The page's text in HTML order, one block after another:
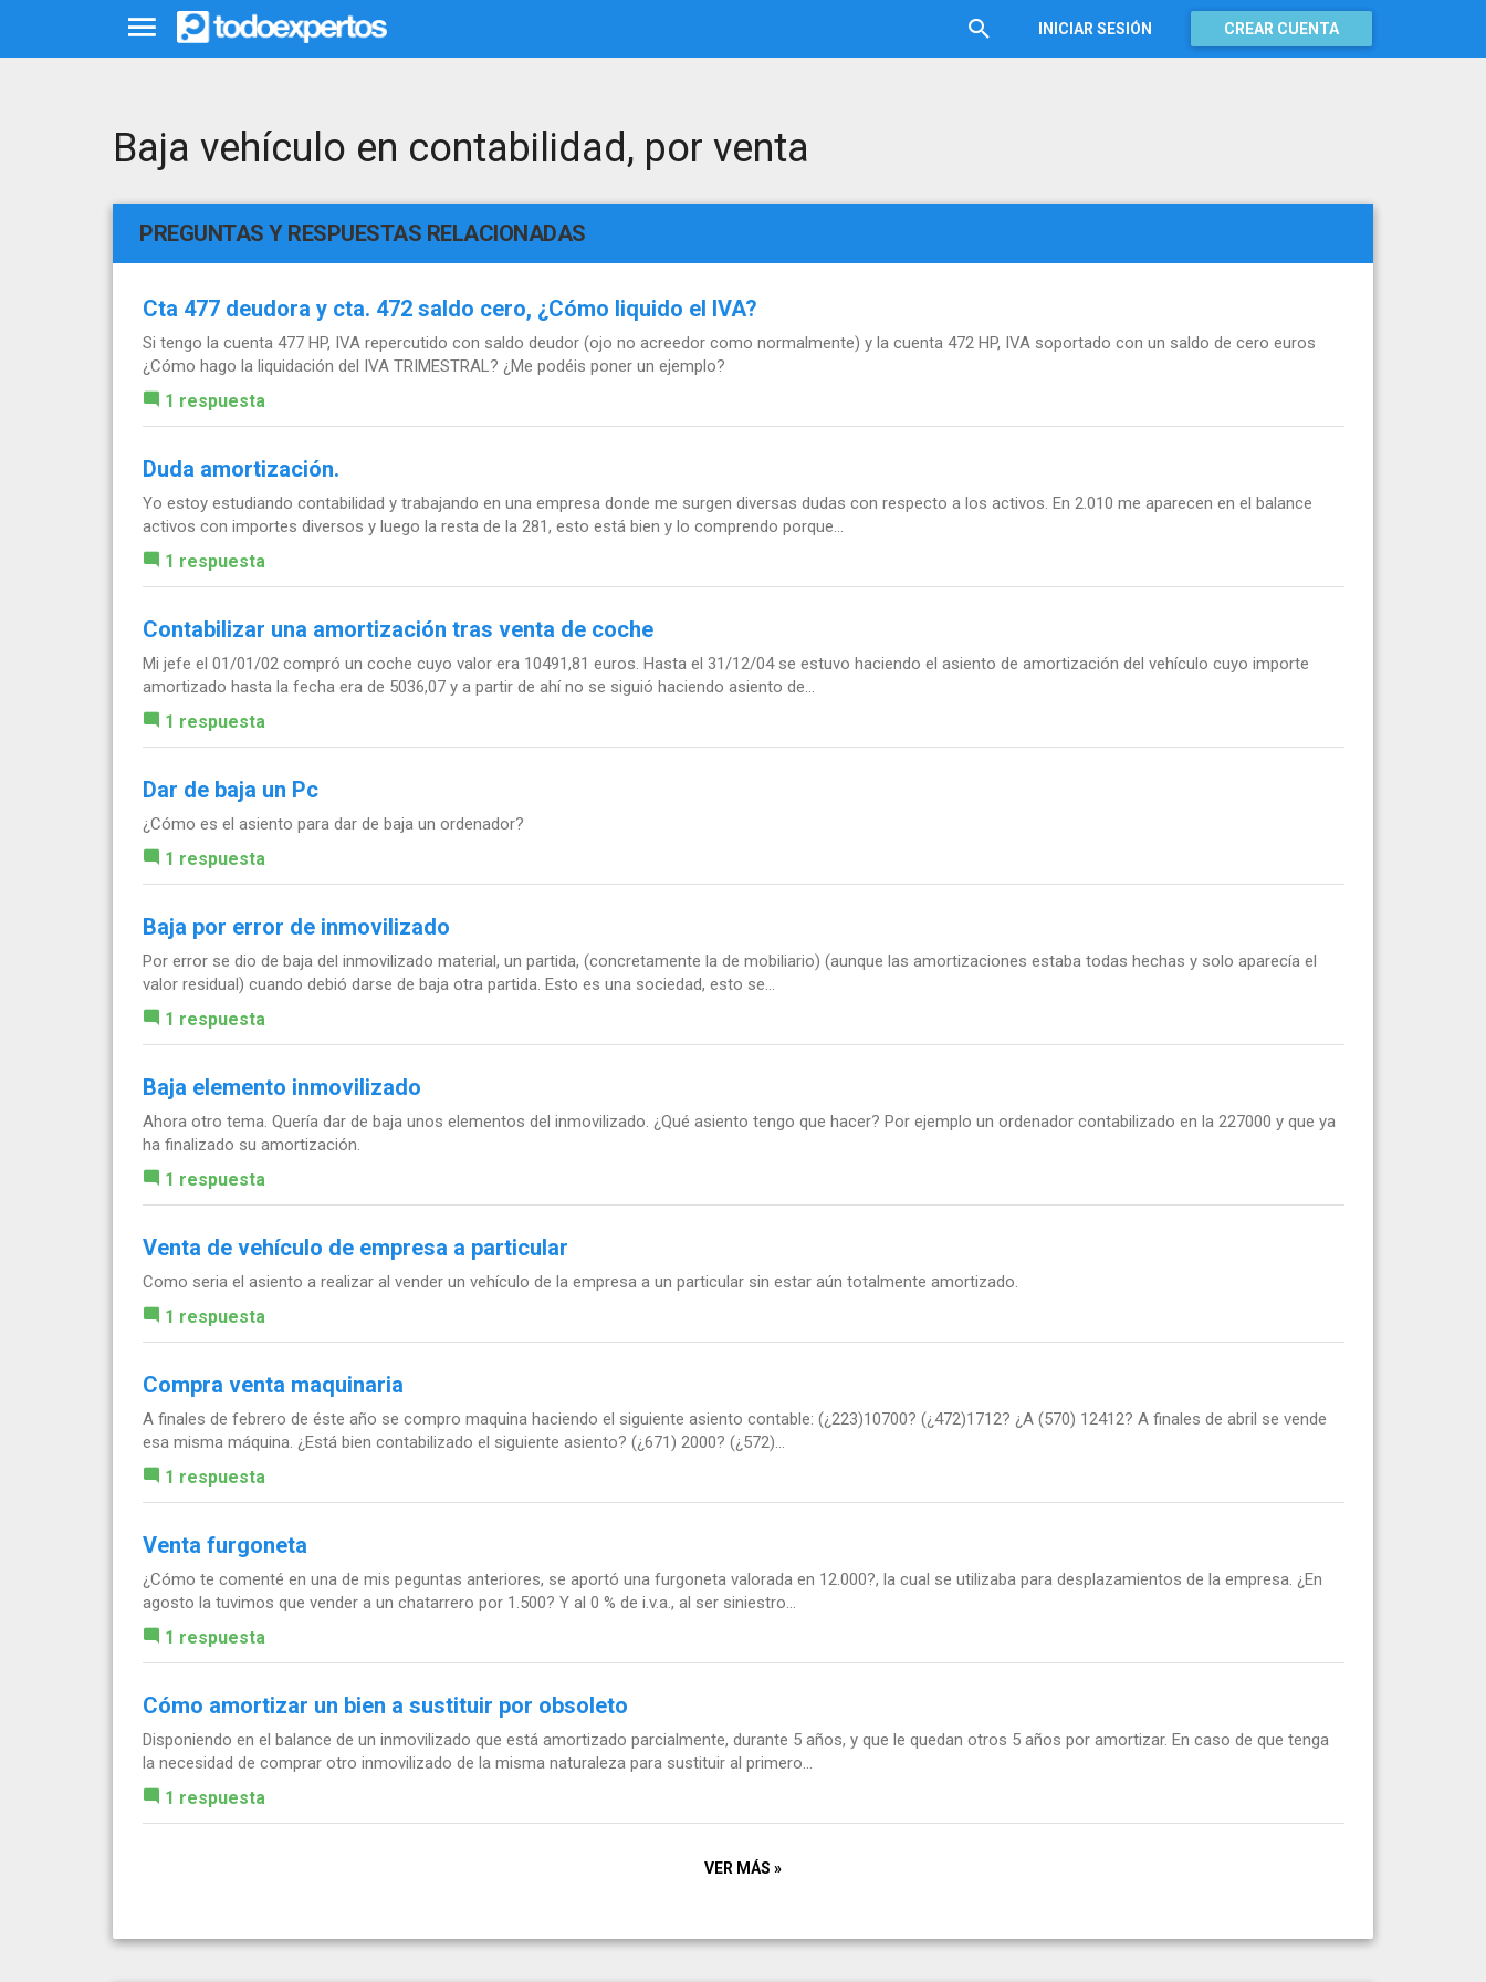
INICIAR SESIÓN CREAR CUENTA
Baja vehículo en contabilidad, por venta
PREGUNTAS Y RESPUESTAS RELACIONADAS
Cta 477 deudora y cta. 472 saldo cero, ¿Cómo liquido el IVA?
Si tengo la cuenta 477 HP, IVA repercutido con saldo deudor (ojo no acreedor como normalmente) y la cuenta 472 HP, IVA soportado con un saldo de cero euros
¿Cómo hago la liquidación del IVA TRIMESTRAL? ¿Me podéis poner un ejemplo?
1 respuesta
Duda amortización.
Yo estoy estudiando contabilidad y trabajando en una empresa donde me surgen diversas dudas con respecto a los activos. En 2.010 me aparecen en el balance
activos con importes diversos y luego la resta de la 281, esto está bien y lo comprendo porque...
1 respuesta
Contabilizar una amortización tras venta de coche
Mi jefe el 01/01/02 compró un coche cuyo valor era 10491,81 euros. Hasta el 31/12/04 se estuvo haciendo el asiento de amortización del vehículo cuyo importe
amortizado hasta la fecha era de 5036,07 y a partir de ahí no se siguió haciendo asiento de...
1 respuesta
Dar de baja un Pc
¿Cómo es el asiento para dar de baja un ordenador?
1 respuesta
Baja por error de inmovilizado
Por error se dio de baja del inmovilizado material, un partida, (concretamente la de mobiliario) (aunque las amortizaciones estaba todas hechas y solo aparecía el
valor residual) cuando debió darse de baja otra partida. Esto es una sociedad, esto se...
1 respuesta
Baja elemento inmovilizado
Ahora otro tema. Quería dar de baja unos elementos del inmovilizado. ¿Qué asiento tengo que hacer? Por ejemplo un ordenador contabilizado en la 227000 y que ya
ha finalizado su amortización.
1 respuesta
Venta de vehículo de empresa a particular
Como seria el asiento a realizar al vender un vehículo de la empresa a un particular sin estar aún totalmente amortizado.
1 respuesta
Compra venta maquinaria
A finales de febrero de éste año se compro maquina haciendo el siguiente asiento contable: (¿223)10700? (¿472)1712? ¿A (570) 12412? A finales de abril se vende
esa misma máquina. ¿Está bien contabilizado el siguiente asiento? (¿671) 2000? (¿572)...
1 respuesta
Venta furgoneta
¿Cómo te comenté en una de mis peguntas anteriores, se aportó una furgoneta valorada en 12.000?, la cual se utilizaba para desplazamientos de la empresa. ¿En
agosto la tuvimos que vender a un chatarrero por 1.500? Y al 0 % de i.v.a., al ser siniestro...
1 respuesta
Cómo amortizar un bien a sustituir por obsoleto
Disponiendo en el balance de un inmovilizado que está amortizado parcialmente, durante 5 años, y que le quedan otros 5 años por amortizar. En caso de que tenga
la necesidad de comprar otro inmovilizado de la misma naturaleza para sustituir al primero...
1 respuesta
VER MÁS »